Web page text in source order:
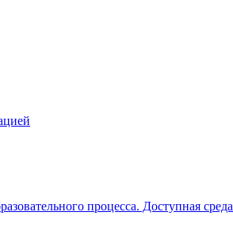
процесса. Доступная среда